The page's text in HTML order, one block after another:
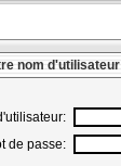
nom
de passe: